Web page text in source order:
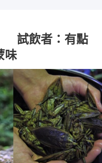
試飲者：有點
味